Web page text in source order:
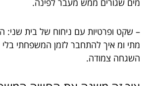
מים שגורים ממש מעבר לפינה.
– שקט ופרטיות עם ניחוח של בית שני:
מתי ומ איך להתחבר לזמן המשפחתי
השגחה צמודה.